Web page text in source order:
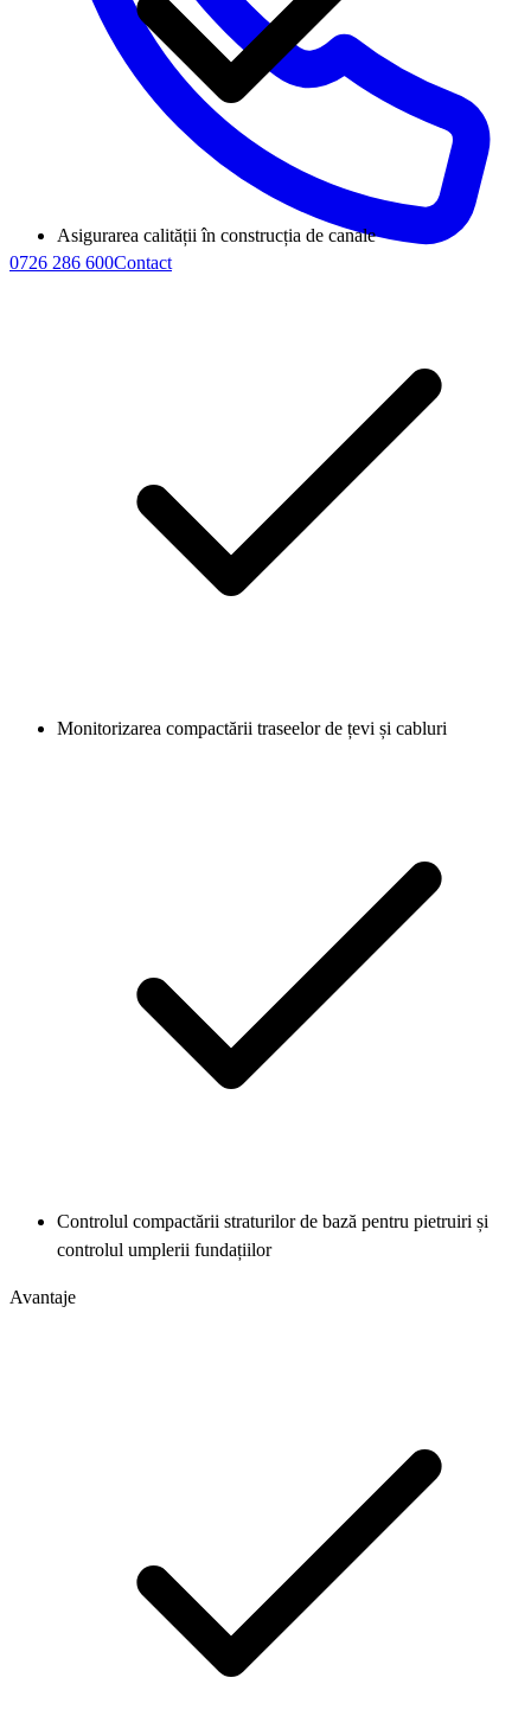
0726 286 600Contact
Asigurarea calității în construcția de canale
Monitorizarea compactării traseelor de țevi și cabluri
Controlul compactării straturilor de bază pentru pietruiri și
controlul umplerii fundațiilor
Avantaje